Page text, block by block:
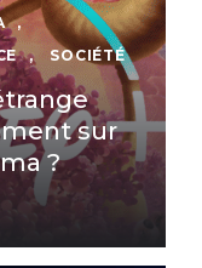
,
, SOCIÉTÉ
sur
?